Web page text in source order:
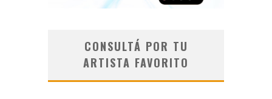
CONSULTÁ POR TU
ARTISTA FAVORITO